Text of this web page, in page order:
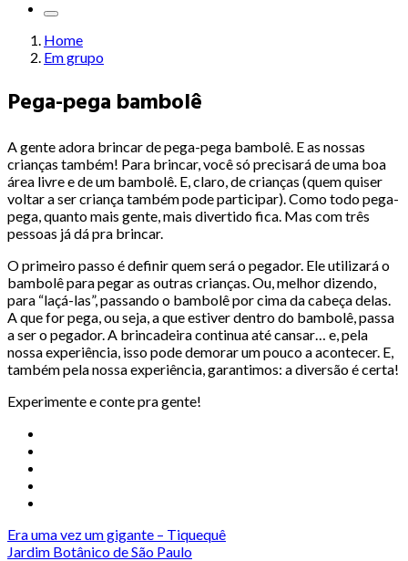
Home
Em grupo
Pega-pega bambolê
A gente adora brincar de pega-pega bambolê. E as nossas
crianças também! Para brincar, você só precisará de uma boa
área livre e de um bambolê. E, claro, de crianças (quem quiser
voltar a ser criança também pode participar). Como todo pega-
pega, quanto mais gente, mais divertido fica. Mas com três
pessoas já dá pra brincar.
O primeiro passo é definir quem será o pegador. Ele utilizará o
bambolê para pegar as outras crianças. Ou, melhor dizendo,
para “laçá-las”, passando o bambolê por cima da cabeça delas.
A que for pega, ou seja, a que estiver dentro do bambolê, passa
a ser o pegador. A brincadeira continua até cansar… e, pela
nossa experiência, isso pode demorar um pouco a acontecer. E,
também pela nossa experiência, garantimos: a diversão é certa!
Experimente e conte pra gente!
Era uma vez um gigante – Tiquequê
Jardim Botânico de São Paulo